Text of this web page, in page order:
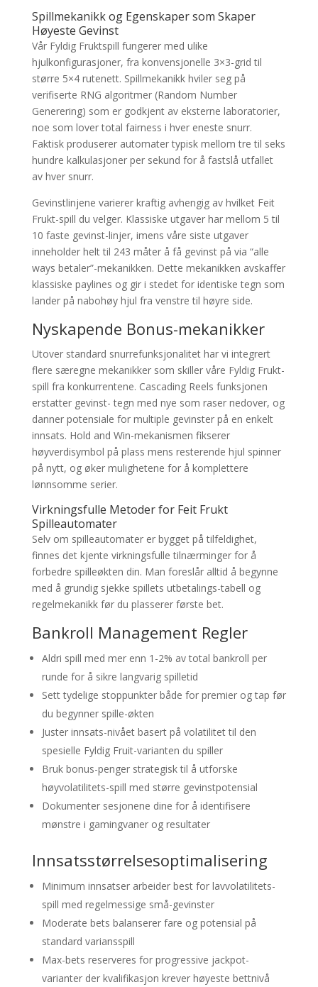
Spillmekanikk og Egenskaper som Skaper
Høyeste Gevinst
Vår Fyldig Fruktspill fungerer med ulike
hjulkonfigurasjoner, fra konvensjonelle 3×3-grid til
større 5×4 rutenett. Spillmekanikk hviler seg på
verifiserte RNG algoritmer (Random Number
Generering) som er godkjent av eksterne laboratorier,
noe som lover total fairness i hver eneste snurr.
Faktisk produserer automater typisk mellom tre til seks
hundre kalkulasjoner per sekund for å fastslå utfallet
av hver snurr.
Gevinstlinjene varierer kraftig avhengig av hvilket Feit
Frukt-spill du velger. Klassiske utgaver har mellom 5 til
10 faste gevinst-linjer, imens våre siste utgaver
inneholder helt til 243 måter å få gevinst på via “alle
ways betaler”-mekanikken. Dette mekanikken avskaffer
klassiske paylines og gir i stedet for identiske tegn som
lander på nabohøy hjul fra venstre til høyre side.
Nyskapende Bonus-mekanikker
Utover standard snurrefunksjonalitet har vi integrert
flere særegne mekanikker som skiller våre Fyldig Frukt-
spill fra konkurrentene. Cascading Reels funksjonen
erstatter gevinst- tegn med nye som raser nedover, og
danner potensiale for multiple gevinster på en enkelt
innsats. Hold and Win-mekanismen fikserer
høyverdisymbol på plass mens resterende hjul spinner
på nytt, og øker mulighetene for å komplettere
lønnsomme serier.
Virkningsfulle Metoder for Feit Frukt
Spilleautomater
Selv om spilleautomater er bygget på tilfeldighet,
finnes det kjente virkningsfulle tilnærminger for å
forbedre spilleøkten din. Man foreslår alltid å begynne
med å grundig sjekke spillets utbetalings-tabell og
regelmekanikk før du plasserer første bet.
Bankroll Management Regler
Aldri spill med mer enn 1-2% av total bankroll per
runde for å sikre langvarig spilletid
Sett tydelige stoppunkter både for premier og tap før
du begynner spille-økten
Juster innsats-nivået basert på volatilitet til den
spesielle Fyldig Fruit-varianten du spiller
Bruk bonus-penger strategisk til å utforske
høyvolatilitets-spill med større gevinstpotensial
Dokumenter sesjonene dine for å identifisere
mønstre i gamingvaner og resultater
Innsatsstørrelsesoptimalisering
Minimum innsatser arbeider best for lavvolatilitets-
spill med regelmessige små-gevinster
Moderate bets balanserer fare og potensial på
standard variansspill
Max-bets reserveres for progressive jackpot-
varianter der kvalifikasjon krever høyeste bettnivå